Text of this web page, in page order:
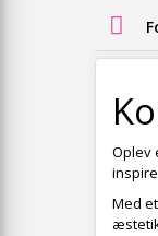
Oplev
Med